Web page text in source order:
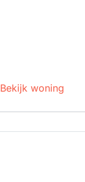
Bekijk woning